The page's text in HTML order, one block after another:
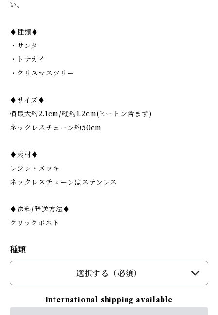
い。
♦︎種類♦︎
・サンタ
・トナカイ
・クリスマスツリー
♦︎サイズ♦︎
横最大約2.1cm/縦約1.2cm(ヒートン含まず)
ネックレスチェーン約50cm
♦︎素材♦︎
レジン・メッキ
ネックレスチェーンはステンレス
♦︎送料/発送方法♦︎
クリックポスト
種類
選択する（必須）
International shipping available